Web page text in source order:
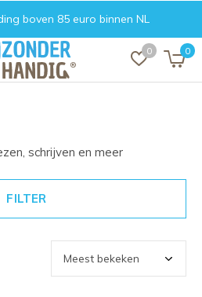
0 0
boven 85 euro binnen NL
schrijven en meer
FILTER